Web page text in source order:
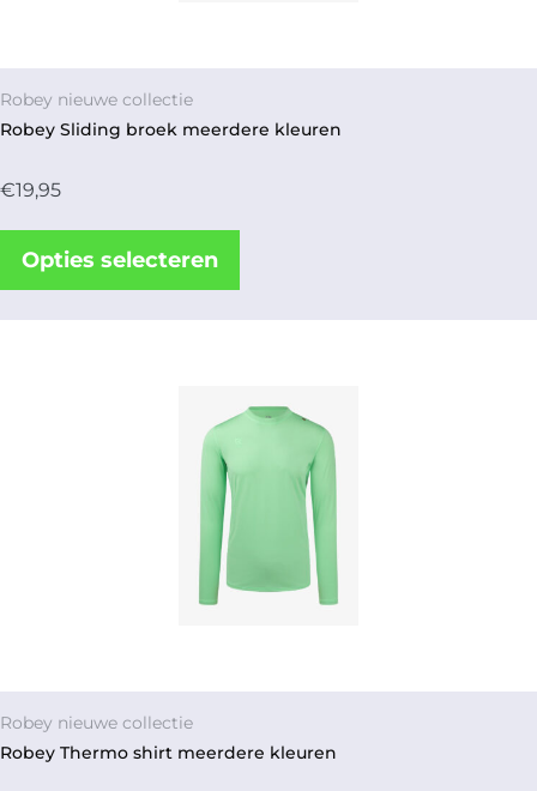
Robey nieuwe collectie
Robey Sliding broek meerdere kleuren
€19,95
Opties selecteren
Robey nieuwe collectie
Robey Thermo shirt meerdere kleuren